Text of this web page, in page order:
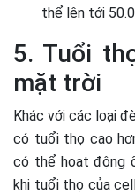
thể lên tới
5. Tuổi
mặt trời
Khác với các loại
có tuổi thọ cao
có thể hoạt động
khi tuổi thọ của